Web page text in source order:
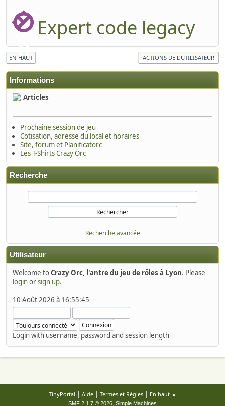
Informations
Articles
Prochaine session de jeu
Cotisation, adresse du local et horaires
Site, forum et Planificatorc
Les T-Shirts Crazy Orc
Recherche
Recherche avancée
Utilisateur
Welcome toCrazy Orc, l'antre du jeu de rôles à Lyon. Please
loginorsign up.
10 Août 2026 à 16:55:45
Login with username, password and session length
Expert code legacy
EN HAUT ACTIONS DE L'UTILISATEUR
TinyPortal | Aide| Termes et Règles| En haut ▲
SMF 2.1.7 © 2026, Simple Machines